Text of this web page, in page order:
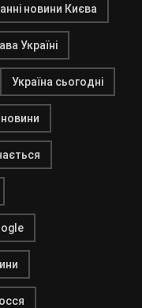
новини Києва
Україні
Україна сьогодні